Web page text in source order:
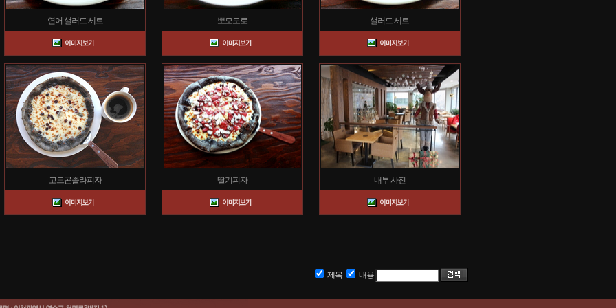
연어 샐러드 세트 뽀모도로 샐러드 세트
고르곤졸라피자 딸기피자 내부 사진
제목 내용